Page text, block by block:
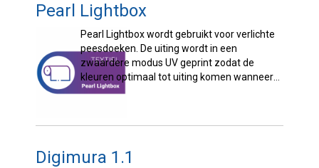
Pearl Lightbox
Pearl Lightbox wordt gebruikt voor verlichte
peesdoeken. De uiting wordt in een
zwaardere modus UV geprint zodat de
kleuren optimaal tot uiting komen wanneer
Digimura 1.1